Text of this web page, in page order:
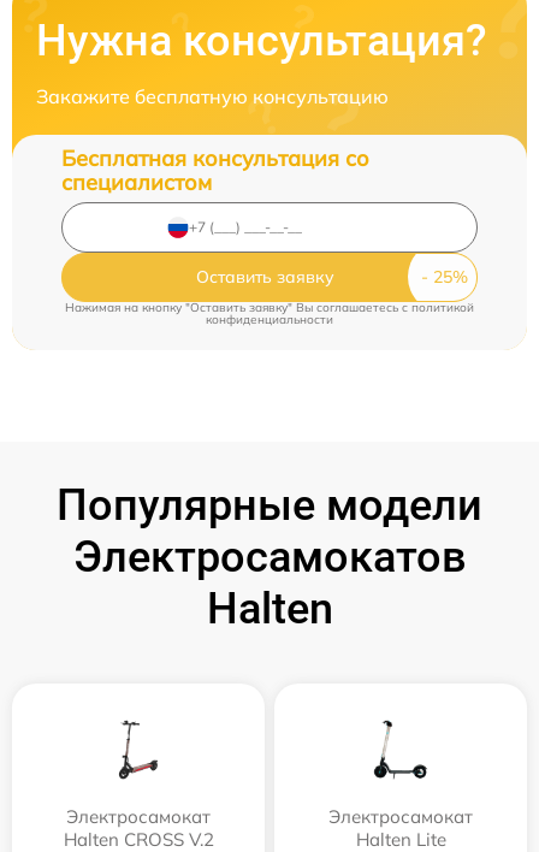
Нужна консультация?
Закажите бесплатную консультацию
Бесплатная консультация со
специалистом
Оставить заявку
Нажимая на кнопку "Оставить заявку" Вы соглашаетесь cполитикой
конфиденциальности
Популярные модели
Электросамокатов
Halten
Электросамокат
Halten CROSS V.2
Электросамокат
Halten Lite